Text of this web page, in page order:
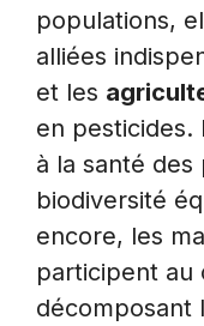
populations,
alliées
et les
en
à la santé
biodiversité
encore, les
participent au
décomposant